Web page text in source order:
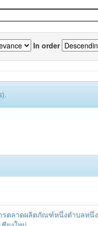
In order
รตลาดผลิตภัณฑ์หนึ่งตำบลหนึ่ง